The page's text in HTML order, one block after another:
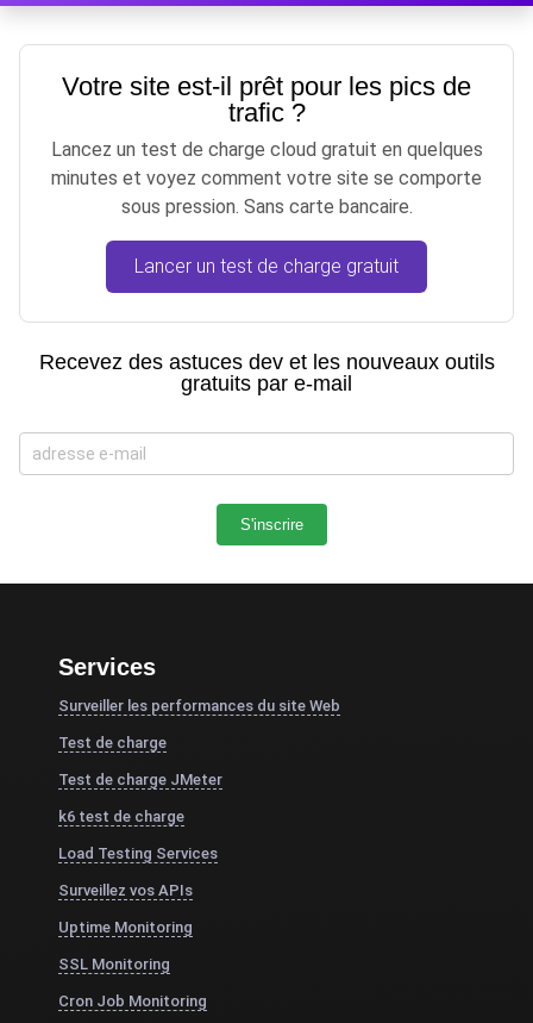
Votre site est-il prêt pour les pics de
trafic ?
Lancez un test de charge cloud gratuit en quelques
minutes et voyez comment votre site se comporte
sous pression. Sans carte bancaire.
Lancer un test de charge gratuit
Recevez des astuces dev et les nouveaux outils
gratuits par e-mail
Services
Surveiller les performances du site Web
Test de charge
Test de charge JMeter
k6 test de charge
Load Testing Services
Surveillez vos APIs
Uptime Monitoring
SSL Monitoring
Cron Job Monitoring